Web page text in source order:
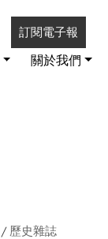
訂閱電子報
關於我們
歷史雜誌